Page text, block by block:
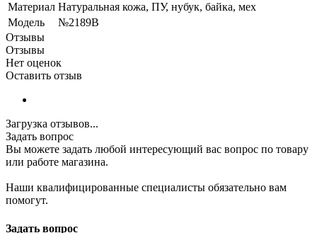
Материал Натуральная кожа, ПУ, нубук, байка, мех
Модель
№2189В
Отзывы
Отзывы
Нет оценок
Оставить отзыв
Загрузка отзывов...
Задать вопрос
Вы можете задать любой интересующий вас вопрос по товару
или работе магазина.
Наши квалифицированные специалисты обязательно вам
помогут.
Задать вопрос